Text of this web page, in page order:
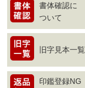
書体確認に
ついて
旧字見本一覧
印鑑登録NG